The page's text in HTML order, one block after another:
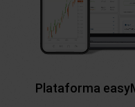
Plataforma